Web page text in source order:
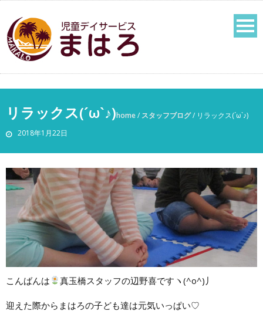
リラックス(´ω`♪)
2018年1月22日
home/ スタッフブログ/ リラックス(´ω`♪)
こんばんは 真玉橋スタッフの辺野喜ですヽ(^o^)丿
迎えた際からまはろの子ども達は元気いっぱい♡